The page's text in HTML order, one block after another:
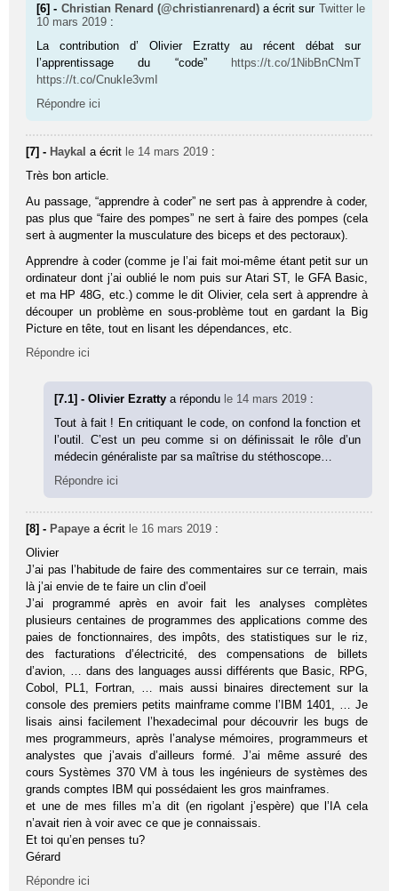
[6] - Christian Renard (@christianrenard) a écrit sur Twitter le
10 mars 2019 :
La contribution d’ Olivier Ezratty au récent débat sur
l’apprentissage du “code”
https://t.co/1NibBnCNmT
https://t.co/CnukIe3vmI
Répondre ici
[7] - Haykal a écrit le 14 mars 2019 :
Très bon article.
Au passage, “apprendre à coder” ne sert pas à apprendre à coder,
pas plus que “faire des pompes” ne sert à faire des pompes (cela
sert à augmenter la musculature des biceps et des pectoraux).
Apprendre à coder (comme je l’ai fait moi-même étant petit sur un
ordinateur dont j’ai oublié le nom puis sur Atari ST, le GFA Basic,
et ma HP 48G, etc.) comme le dit Olivier, cela sert à apprendre à
découper un problème en sous-problème tout en gardant la Big
Picture en tête, tout en lisant les dépendances, etc.
Répondre ici
[7.1] - Olivier Ezrattya répondu le 14 mars 2019 :
Tout à fait ! En critiquant le code, on confond la fonction et
l’outil. C’est un peu comme si on définissait le rôle d’un
médecin généraliste par sa maîtrise du stéthoscope…
Répondre ici
[8] - Papaye a écrit le 16 mars 2019 :
Olivier
J’ai pas l’habitude de faire des commentaires sur ce terrain, mais
là j’ai envie de te faire un clin d’oeil
J’ai programmé après en avoir fait les analyses complètes
plusieurs centaines de programmes des applications comme des
paies de fonctionnaires, des impôts, des statistiques sur le riz,
des facturations d’électricité, des compensations de billets
d’avion, … dans des languages aussi différents que Basic, RPG,
Cobol, PL1, Fortran, … mais aussi binaires directement sur la
console des premiers petits mainframe comme l’IBM 1401, … Je
lisais ainsi facilement l’hexadecimal pour découvrir les bugs de
mes programmeurs, après l’analyse mémoires, programmeurs et
analystes que j’avais d’ailleurs formé. J’ai même assuré des
cours Systèmes 370 VM à tous les ingénieurs de systèmes des
grands comptes IBM qui possédaient les gros mainframes.
et une de mes filles m’a dit (en rigolant j’espère) que l’IA cela
n’avait rien à voir avec ce que je connaissais.
Et toi qu’en penses tu?
Gérard
Répondre ici